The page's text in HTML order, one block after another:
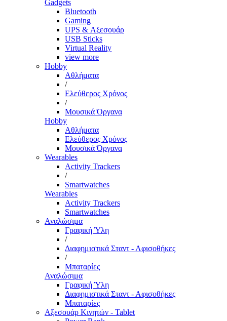
Gadgets
Bluetooth
Gaming
UPS & Αξεσουάρ
USB Sticks
Virtual Reality
view more
Hobby
Αθλήματα
/
Ελεύθερος Χρόνος
/
Μουσικά Όργανα
Hobby
Αθλήματα
Ελεύθερος Χρόνος
Μουσικά Όργανα
Wearables
Activity Trackers
/
Smartwatches
Wearables
Activity Trackers
Smartwatches
Αναλώσιμα
Γραφική Ύλη
/
Διαφημιστικά Σταντ - Αφισοθήκες
/
Μπαταρίες
Αναλώσιμα
Γραφική Ύλη
Διαφημιστικά Σταντ - Αφισοθήκες
Μπαταρίες
Αξεσουάρ Κινητών - Tablet